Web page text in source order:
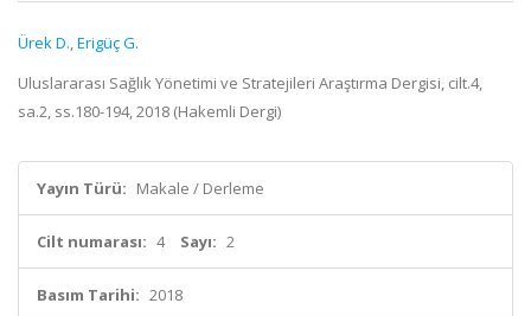
Ürek D.,Erigüç G.
Uluslararası Sağlık Yönetimi ve Stratejileri Araştırma Dergisi, cilt.4,
sa.2, ss.180-194, 2018 (Hakemli Dergi)
Yayın Türü: Makale / Derleme
Cilt numarası: 4 Sayı: 2
Basım Tarihi: 2018